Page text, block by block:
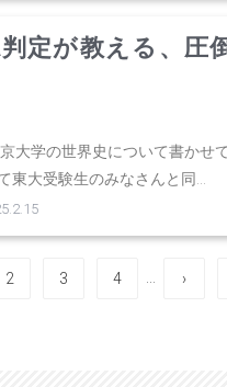
判定が教える、
大学の世界史について書かせ
大受験生のみなさんと同...
2 3 4 ›